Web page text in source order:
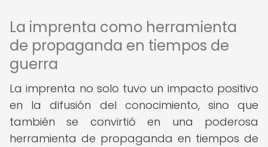
La imprenta como herramienta
de propaganda en tiempos de
guerra
La imprenta no solo tuvo un impacto positivo
en la difusión del conocimiento, sino que
también se convirtió en una poderosa
herramienta de propaganda en tiempos de